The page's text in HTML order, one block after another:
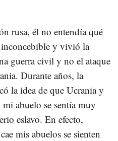
rusa, él no entendía qué
inconcebible y vivió la
guerra civil y no el ataque
Durante años, la
la idea de que Ucrania y
abuelo se sentía muy
eslavo. En efecto,
mis abuelos se sienten